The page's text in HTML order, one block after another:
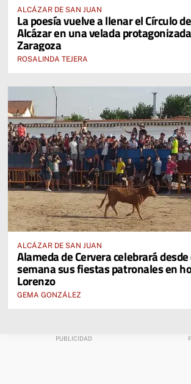
ALCÁZAR DE SAN JUAN
La poesía vuelve a llenar el Círculo
Alcázar en una velada
Zaragoza
ROSALINDA TEJERA
ALCÁZAR DE SAN JUAN
Alameda de Cervera celebrará
semana sus fiestas patronales en
Lorenzo
GEMA GONZÁLEZ